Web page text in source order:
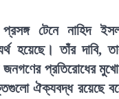
টেনে নাহিদ
হয়েছে। তাঁর দাবি,
জনগণের প্রতিরোধের
ঐক্যবদ্ধ রয়েছে